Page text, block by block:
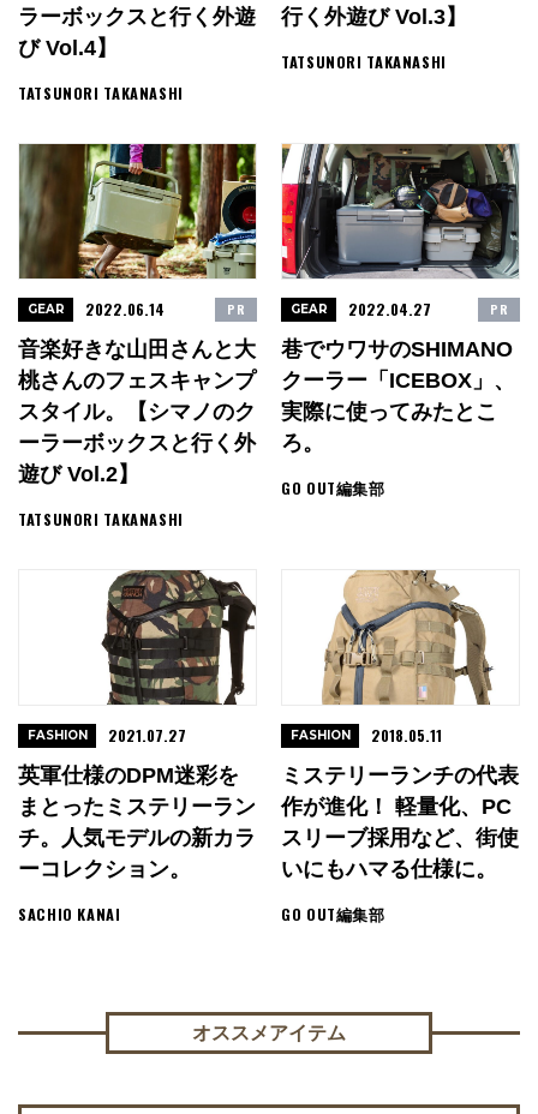
ラーボックスと行く外遊
び Vol.4】
TATSUNORI TAKANASHI
行く外遊び Vol.3】
TATSUNORI TAKANASHI
音楽好きな山田さんと大
桃さんのフェスキャンプ
スタイル。【シマノのク
ーラーボックスと行く外
遊び Vol.2】
TATSUNORI TAKANASHI
GEAR 2022.06.14 PR
巷でウワサのSHIMANO
クーラー「ICEBOX」、
実際に使ってみたとこ
ろ。
GO OUT編集部
GEAR 2022.04.27 PR
英軍仕様のDPM迷彩を
まとったミステリーラン
チ。人気モデルの新カラ
ーコレクション。
SACHIO KANAI
FASHION 2021.07.27
ミステリーランチの代表
作が進化！ 軽量化、PC
スリーブ採用など、街使
いにもハマる仕様に。
GO OUT編集部
FASHION 2018.05.11
オススメアイテム